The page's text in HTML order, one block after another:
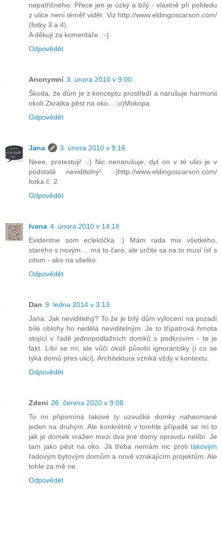
nepatřičného. Přece jen je úzký a bílý - vlastně při pohledu
z ulice není téměř vidět. Viz http://www.eldingoscarson.com/
(fotky 3 a 4).
A děkuji za komentáře. :-)
Odpovědět
Anonymní 3. února 2010 v 9:00
Škoda, že dům je z konceptu prostředí a narušuje harmonii
okolí.Zkrátka pěst na oko... :o)Mokopa
Odpovědět
Jana
3. února 2010 v 9:16
Neee, protestuji! :-) Nic nenarušuje, dyť on v té ulici je v
podstatě neviditelný! :-)http://www.eldingoscarson.com/
fotka č. 2.
Odpovědět
Ivana 4. února 2010 v 14:18
Evidentne som eclektička :) Mám rada mix všetkého,
starého s novým ... má to čaro, ale určite sa na to musí ísť s
citom - ako na všetko.
Odpovědět
Dan 9. ledna 2014 v 3:13
Jana: Jak neviditelný? To že je bílý dům vyfocení na pozadí
bílé oblohy ho nedělá neviditelným. Je to třípatrová hmota
stojící v řadě jednopodlažních domků s podkrovím - to je
fakt. Líbí se mi, ale vůči okolí působí ignorantsky (i co se
týká domů přes ulici). Architektura vzniká vždy v kontextu.
Odpovědět
Zdeni 26. června 2020 v 9:08
To mi připomíná takové ty uzoučké domky nahecmané
jeden na druhým. Ale konkrétně v tomhle případě se mi to
jak je domek vražen mezi dva jiné domy opravdu nelíbí. Je
tam jako pěst na oko. Já třeba nemám nic proti takovým
řadovým bytovým domům a nově vznikajícím projektům. Ale
tohle za mě ne.
Odpovědět